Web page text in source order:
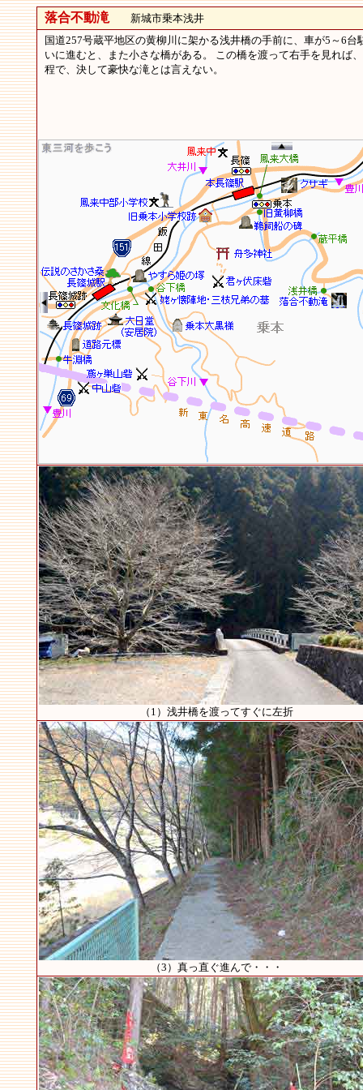
落合不動滝新城市乗本浅井
国道257号蔵平地区の黄柳川に架かる浅井橋の手前に、車が5～6
いに進むと、また小さな橋がある。 この橋を渡って右手を見れば
程で、決して豪快な滝とは言えない。
（1）浅井橋を渡ってすぐに左折
（3）真っ直ぐ進んで・・・